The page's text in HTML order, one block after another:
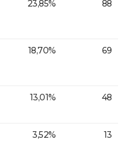
23,85% 88
18,70% 69
13,01% 48
3,52% 13